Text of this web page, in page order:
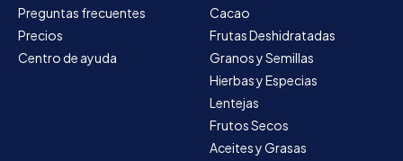
Preguntas frecuentes
Precios
Centro de ayuda
Cacao
Frutas Deshidratadas
Granos y Semillas
Hierbas y Especias
Lentejas
Frutos Secos
Aceites y Grasas